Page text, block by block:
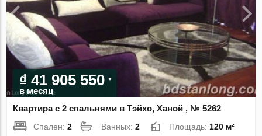
₫ 41 905 550
в месяц
Квартира с 2 спальнями в Тэйхо, Ханой , № 5262
Спален:2 Ванных:2 Площадь: 120 м²